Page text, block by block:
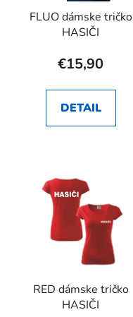
FLUO dámske tričko
HASIČI
€15,90
DETAIL
RED dámske tričko
HASIČI